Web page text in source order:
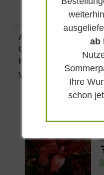
Amerikanische Heidelbeere /
Garten-Heidelbeere
Heidelbeere
Vaccinium
ab
Ihre
schon